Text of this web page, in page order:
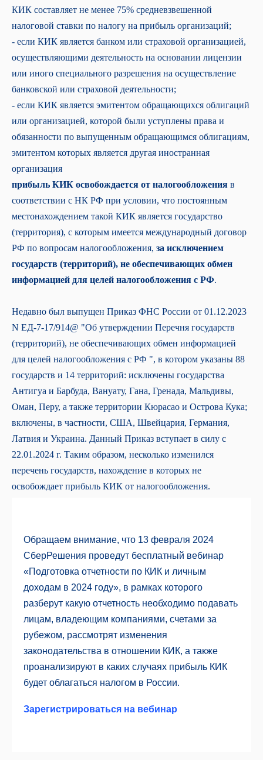
КИК составляет не менее 75% средневзвешенной
налоговой ставки по налогу на прибыль организаций;
- если КИК является банком или страховой организацией,
осуществляющими деятельность на основании лицензии
или иного специального разрешения на осуществление
банковской или страховой деятельности;
- если КИК является эмитентом обращающихся облигаций
или организацией, которой были уступлены права и
обязанности по выпущенным обращающимся облигациям,
эмитентом которых является другая иностранная
организация
прибыль КИК освобождается от налогообложения в
соответствии с НК РФ при условии, что постоянным
местонахождением такой КИК является государство
(территория), с которым имеется международный договор
РФ по вопросам налогообложения, за исключением
государств (территорий), не обеспечивающих обмен
информацией для целей налогообложения с РФ.
Недавно был выпущен Приказ ФНС России от 01.12.2023
N ЕД-7-17/914@ "Об утверждении Перечня государств
(территорий), не обеспечивающих обмен информацией
для целей налогообложения с РФ ", в котором указаны 88
государств и 14 территорий: исключены государства
Антигуа и Барбуда, Вануату, Гана, Гренада, Мальдивы,
Оман, Перу, а также территории Кюрасао и Острова Кука;
включены, в частности, США, Швейцария, Германия,
Латвия и Украина. Данный Приказ вступает в силу с
22.01.2024 г. Таким образом, несколько изменился
перечень государств, нахождение в которых не
освобождает прибыль КИК от налогообложения.
Обращаем внимание, что 13 февраля 2024
СберРешения проведут бесплатный вебинар
«Подготовка отчетности по КИК и личным
доходам в 2024 году», в рамках которого
разберут какую отчетность необходимо подавать
лицам, владеющим компаниями, счетами за
рубежом, рассмотрят изменения
законодательства в отношении КИК, а также
проанализируют в каких случаях прибыль КИК
будет облагаться налогом в России.
Зарегистрироваться на вебинар